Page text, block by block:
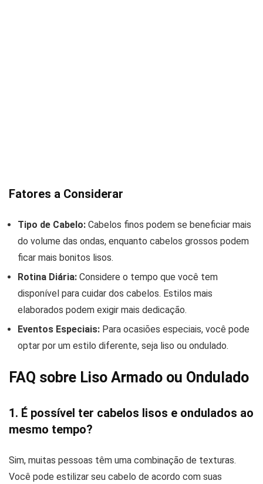
Fatores a Considerar
Tipo de Cabelo: Cabelos finos podem se beneficiar mais
do volume das ondas, enquanto cabelos grossos podem
ficar mais bonitos lisos.
Rotina Diária: Considere o tempo que você tem
disponível para cuidar dos cabelos. Estilos mais
elaborados podem exigir mais dedicação.
Eventos Especiais: Para ocasiões especiais, você pode
optar por um estilo diferente, seja liso ou ondulado.
FAQ sobre Liso Armado ou Ondulado
1. É possível ter cabelos lisos e ondulados ao
mesmo tempo?
Sim, muitas pessoas têm uma combinação de texturas.
Você pode estilizar seu cabelo de acordo com suas